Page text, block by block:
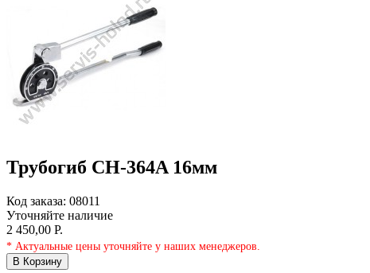
Трубогиб СН-364A 16мм
Код заказа: 08011
Уточняйте наличие
2 450,00 Р.
* Актуальные цены уточняйте у наших менеджеров.
В Корзину